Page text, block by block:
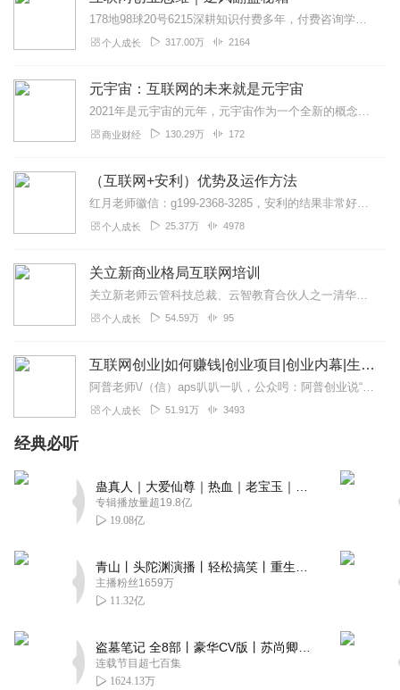
178地98球20号6215深耕知识付费多年，付费咨询学员1422位，ximi团会员1489位，抖音14万粉。这些年一直践行聚焦文化，著有两书:《语...
个人成长 317.00万 2164
元宇宙：互联网的未来就是元宇宙
2021年是元宇宙的元年，元宇宙作为一个全新的概念，让我们对未来虚拟世界的建立，有了全新的憧憬，未来潜力巨大。了解元宇宙，把握数字经济财富机遇的必经之路。该书全...
商业财经 130.29万 172
（互联网+安利）优势及运作方法
红月老师徽信：g199-2368-3285，安利的结果非常好，就是这条创业之路有3大痛点:①顾客难开发，顾客不忠诚，②伙伴起步挣不到钱，人才流失率高，③开会学习...
个人成长 25.37万 4978
关立新商业格局互联网培训
关立新老师云管科技总裁、云智教育合伙人之一清华、北大等高校EMBA特聘讲师前腾讯开放平台项目经理企业O2O驱动力打造的开拓者被誉为互联网解决式培训第一人主讲课程...
个人成长 54.59万 95
互联网创业|如何赚钱|创业项目|创业内幕|生意思维
阿普老师\/（信）aps叭叭一叭，公众呺：阿普创业说“阿普说创业”，给不了你金山银山！但我们可以给你挖掘财富最实用的工具和最顶尖的思维！注：本专辑为阿普团队授权...
个人成长 51.91万 3493
经典必听
专辑播放量超19.8亿
19.08亿
主播粉丝1659万
11.32亿
连载节目超七百集
1624.13万